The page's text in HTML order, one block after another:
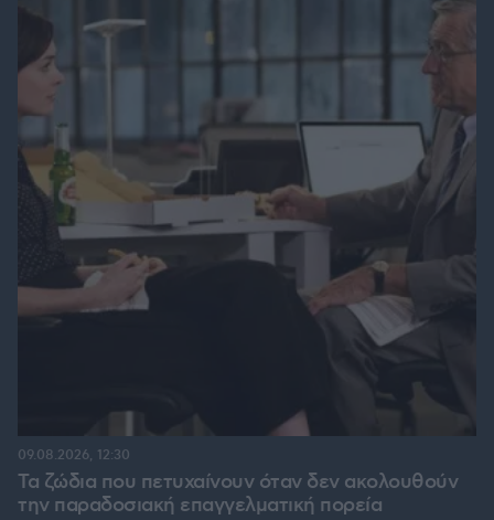
Τα ζώδια που πετυχαίνουν όταν δεν ακολουθούν
την παραδοσιακή επαγγελματική πορεία
09.08.2026, 12:30